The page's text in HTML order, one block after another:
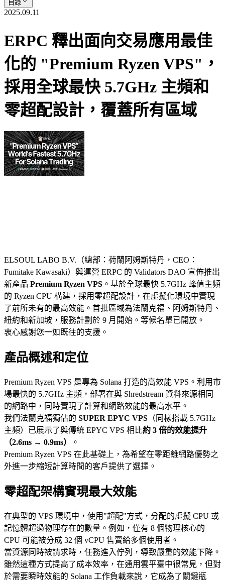
目錄
2025.09.11
ERPC 釋出面向交易應用最佳
化的 "Premium Ryzen VPS"，
採用全球最快 5.7GHz 主頻和
零超配設計，覆蓋所有區域
ELSOUL LABO B.V.（總部：荷蘭阿姆斯特丹，CEO：
Fumitake Kawasaki）與運營 ERPC 的 Validators DAO 宣佈推出
新產品 Premium Ryzen VPS 。基於全球最快 5.7GHz 峰值主頻
的 Ryzen CPU 構建，採用零超配設計，在虛擬化環境中實現
了前所未有的最高效能。首批區域為法蘭克福、阿姆斯特丹、
紐約和新加坡，服務計劃於 9 月開始。等候名單已開放。
衷心感謝您一如既往的支援。
產品概述和定位
Premium Ryzen VPS 是專為 Solana 打造的高效能 VPS。利用市
場最快的 5.7GHz 主頻，部署在與 Shredstream 資料來源相同
的網路中，同時實現了計算和網路效能的最高水平。
我們法蘭克福獨佔的 SUPER EPYC VPS （同樣搭載 5.7GHz
主頻）已展示了與傳統 EPYC VPS 相比約 3 倍的效能提升
（2.6ms → 0.9ms）
。
Premium Ryzen VPS 在此基礎上，為希望在零距離網路優勢之
外進一步縮短計算時間的客戶提供了選擇。
零超配架構實現最大效能
在典型的 VPS 環境中，使用"超配"方式，分配的虛擬 CPU 或
記憶體超過物理存在的數量。例如，僅有 8 個物理核心的
CPU 可能被分成 32 個 vCPU 售賣給多個使用者。
當資源同時被請求時，任務進入佇列，導致嚴重的效能下降。
雖然這種方式提高了成本效率，在通用雲平臺中很常見，但對
於需要瞬時效能的 Solana 工作負載來說，它成為了關鍵瓶